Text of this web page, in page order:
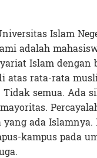
Islam
adalah
Islam dengan
atas rata-rata
semua. Ada
ada
kampus pada